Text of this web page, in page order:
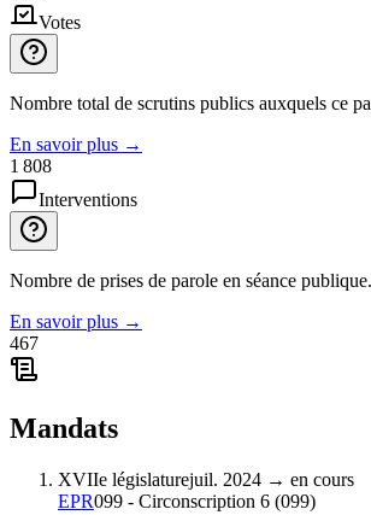
Votes
Nombre total de scrutins publics auxquels ce
En savoir plus →
1 808
Interventions
Nombre de prises de parole en séance publique.
En savoir plus →
467
Mandats
XVIIe législaturejuil. 2024 → en cours
EPR099 - Circonscription 6 (099)